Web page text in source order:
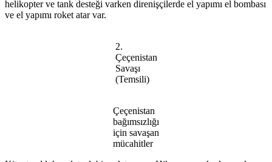
helikopter ve tank desteği varken direnişçilerde el yapımı el bombası
ve el yapımı roket atar var.
2.
Çeçenistan
Savaşı
(Temsili)
Çeçenistan
bağımsızlığı
için savaşan
mücahitler